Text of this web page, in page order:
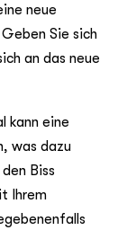
neue
Sie sich
an das neue
kann eine
was dazu
Biss
Ihrem